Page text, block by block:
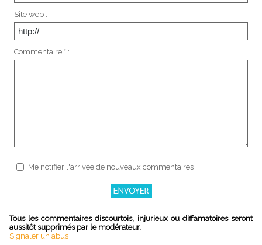
Site web :
Commentaire * :
Me notifier l'arrivée de nouveaux commentaires
Tous les commentaires discourtois, injurieux ou diffamatoires seront
aussitôt supprimés par le modérateur.
Signaler un abus